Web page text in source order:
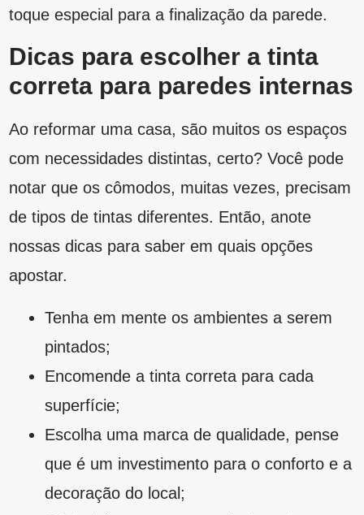
superfície;
Escolha uma marca de qualidade, pense
que é um investimento para o conforto e a
decoração do local;
O ideal é que as cores selecionadas se
completem, de modo que não causem
Considere a iluminação do espaço que vai
ser pintado;
Esteja ciente dos materiais que vai
precisar ter disponível para a pintura,
Por último, deixe que o serviço seja
realizado por um profissional. Afinal, ele,
certamente, vai conseguir atingir o
acabamento perfeito para a sua reforma.
Renove o ambiente com